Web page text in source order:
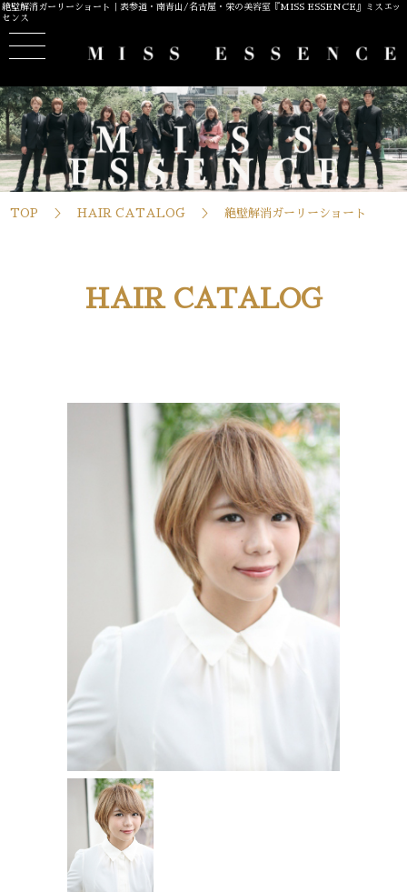
絶壁解消ガーリーショート｜表参道・南青山/名古屋・栄の美容室『MISS ESSENCE』ミスエッ
センス
TOP HAIR CATALOG 絶壁解消ガーリーショート
HAIR CATALOG